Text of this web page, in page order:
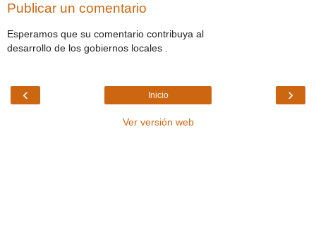
Publicar un comentario
Esperamos que su comentario contribuya al
desarrollo de los gobiernos locales .
‹ ›
Inicio
Ver versión web